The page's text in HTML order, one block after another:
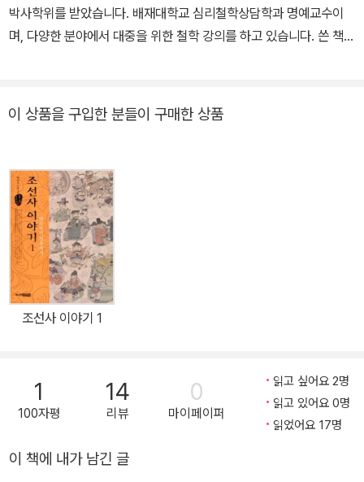
박사학위를 받았습니다. 배재대학교 심리철학상담학과 명예교수이
며, 다양한 분야에서 대중을 위한 철학 강의를 하고 있습니다. 쓴 책으
《소크라테스, 구름 위에 오르다》, 《아리스토텔레스, 시소를 타다》로
철학 소설이라는 새로운 장르를 개척했습니다. 《아리스토텔레스, 시
이 상품을 구입한 분들이 구매한 상품
조선사 이야기 1
1
100자평
14
리뷰
0
마이페이퍼
읽고 싶어요 2명
읽고 있어요 0명
읽었어요 17명
이 책에 내가 남긴 글